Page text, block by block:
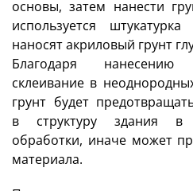
основы, затем нанести
используется
наносят акриловый грунт
Благодаря нанесению
склеивание в
грунт будет
в структуру здания в
обработки, иначе может
материала.